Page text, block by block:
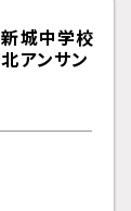
城中学校
アンサン